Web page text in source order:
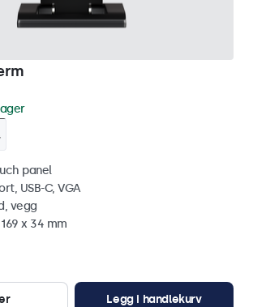
panel
USB-C, VGA
vegg
x 34 mm
Legg i handlekurv